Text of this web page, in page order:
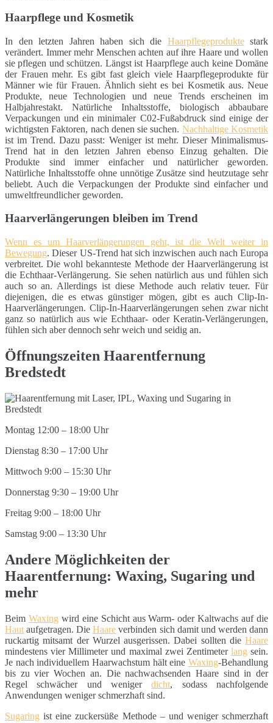
Haarpflege und Kosmetik
In den letzten Jahren haben sich die Haarpflegeproduktestark
verändert. Immer mehr Menschen achten auf ihre Haare und wollen
sie pflegen und schützen. Längst ist Haarpflege auch keine Domäne
der Frauen mehr. Es gibt fast gleich viele Haarpflegeprodukte für
Männer wie für Frauen. Ähnlich sieht es bei Kosmetik aus. Neue
Produkte, neue Technologien und neue Trends erscheinen im
Halbjahrestakt. Natürliche Inhaltsstoffe, biologisch abbaubare
Verpackungen und ein minimaler C02-Fußabdruck sind einige der
wichtigsten Faktoren, nach denen sie suchen. Nachhaltige Kosmetik
ist im Trend. Dazu passt: Weniger ist mehr. Dieser Minimalismus-
Trend hat in den letzten Jahren ebenso Einzug gehalten. Die
Produkte sind immer einfacher und natürlicher geworden.
Natürliche Inhaltsstoffe ohne unnötige Zusätze sind heutzutage sehr
beliebt. Auch die Verpackungen der Produkte sind einfacher und
umweltfreundlicher geworden.
Haarverlängerungen bleiben im Trend
Wenn es um Haarverlängerungen geht, ist die Welt weiter in
Bewegung. Dieser US-Trend hat sich inzwischen auch nach Europa
verbreitet. Die wohl bekannteste Methode der Haarverlängerung ist
die Echthaar-Verlängerung. Sie sehen natürlich aus und fühlen sich
auch so an. Allerdings ist diese Methode auch relativ teuer. Für
diejenigen, die es etwas günstiger mögen, gibt es auch Clip-In-
Haarverlängerungen. Clip-In-Haarverlängerungen sehen zwar nicht
ganz so natürlich aus wie Echthaar- oder Keratin-Verlängerungen,
fühlen sich aber dennoch sehr weich und seidig an.
Öffnungszeiten Haarentfernung
Bredstedt
Montag 12:00 – 18:00 Uhr
Dienstag 8:30 – 17:00 Uhr
Mittwoch 9:00 – 15:30 Uhr
Donnerstag 9:30 – 19:00 Uhr
Freitag 9:00 – 18:00 Uhr
Samstag 9:00 – 13:30 Uhr
Andere Möglichkeiten der
Haarentfernung: Waxing, Sugaring und
mehr
Beim Waxing wird eine Schicht aus Warm- oder Kaltwachs auf die
Haut aufgetragen. DieHaare verbinden sich damit und werden dann
ruckartig mitsamt der Wurzel ausgerissen. Dabei sollten die Haare
mindestens vier Millimeter und maximal zwei Zentimeter lang sein.
Je nach individuellem Haarwachstum hält eine Waxing-Behandlung
bis zu vier Wochen an. Die nachwachsenden Haare sind in der
Regel schwächer und wenigerdicht, sodass nachfolgende
Anwendungen weniger schmerzhaft sind.
Sugaring ist eine zuckersüße Methode – und weniger schmerzhaft